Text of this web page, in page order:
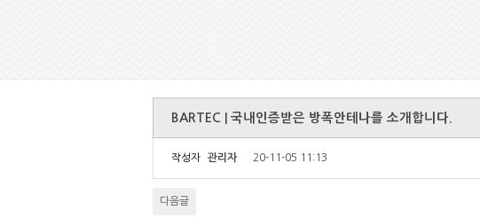
BARTEC | 국내인증받은 방폭안테나를 소개합니다.
작성자 관리자 20-11-05 11:13
다음글